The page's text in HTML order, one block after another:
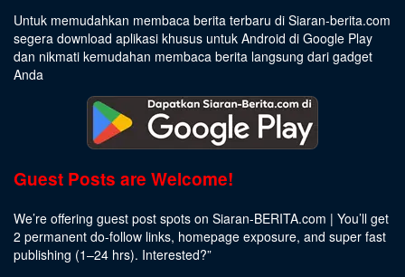
Untuk memudahkan membaca berita terbaru di Siaran-berita.com
segera download aplikasi khusus untuk Android di Google Play
dan nikmati kemudahan membaca berita langsung dari gadget
Anda
Guest Posts are Welcome!
We’re offering guest post spots on Siaran-BERITA.com | You’ll get
2 permanent do-follow links, homepage exposure, and super fast
publishing (1–24 hrs). Interested?”